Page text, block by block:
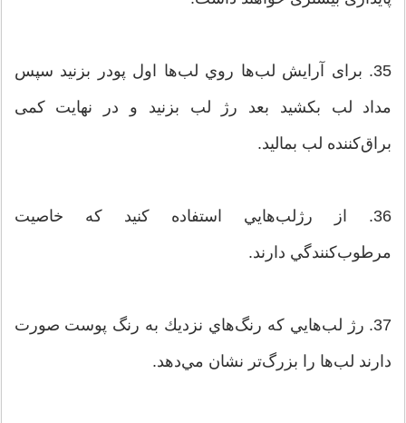
35. برای آرایش لب‌ها روي لب‌ها اول پودر بزنيد سپس
مداد لب بکشید بعد رژ لب بزنید و در نهایت کمی
براق‌کننده لب بمالید.
36. از رژلب‌هايي استفاده كنيد كه خاصيت
مرطوب‌كنندگي دارند.
37. رژ لب‌هايي كه رنگ‌هاي نزديك به رنگ پوست صورت
دارند لب‌ها را بزرگ‌تر نشان مي‌دهد.